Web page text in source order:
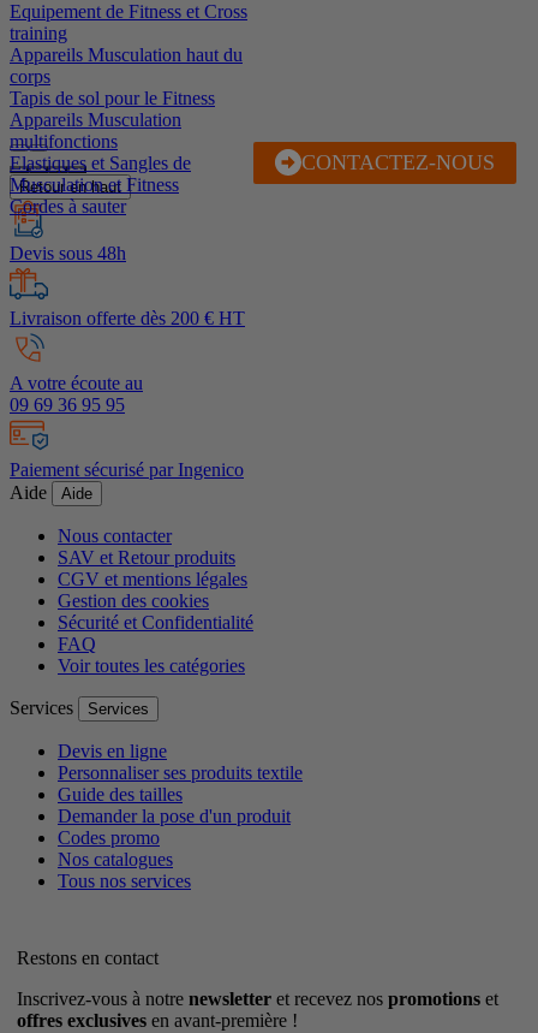
J'EN PROFITE
CONTACTEZ-NOUS
Equipement de Fitness et Cross
training
Appareils Musculation haut du
corps
Tapis de sol pour le Fitness
Appareils Musculation
multifonctions
Elastiques et Sangles de
Musculation et Fitness
Cordes à sauter
Retour en haut
Devis sous 48h
Livraison offerte dès 200 € HT
A votre écoute au
09 69 36 95 95
Paiement sécurisé par Ingenico
Aide
Aide
Nous contacter
SAV et Retour produits
CGV et mentions légales
Gestion des cookies
Sécurité et Confidentialité
FAQ
Voir toutes les catégories
Services Services
Devis en ligne
Personnaliser ses produits textile
Guide des tailles
Demander la pose d'un produit
Codes promo
Nos catalogues
Tous nos services
Restons en contact
Inscrivez-vous à notre newsletter et recevez nos promotions et
offres exclusives en avant-première !